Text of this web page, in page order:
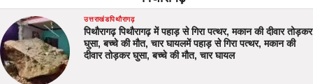
उत्तराखंडपिथौरागढ़
पिथौरागढ़ पिथौरागढ़ में पहाड़ से गिरा पत्थर, मकान की दीवार तोड़कर
घुसा, बच्चे की मौत, चार घायलमें पहाड़ से गिरा पत्थर, मकान की
दीवार तोड़कर घुसा, बच्चे की मौत, चार घायल